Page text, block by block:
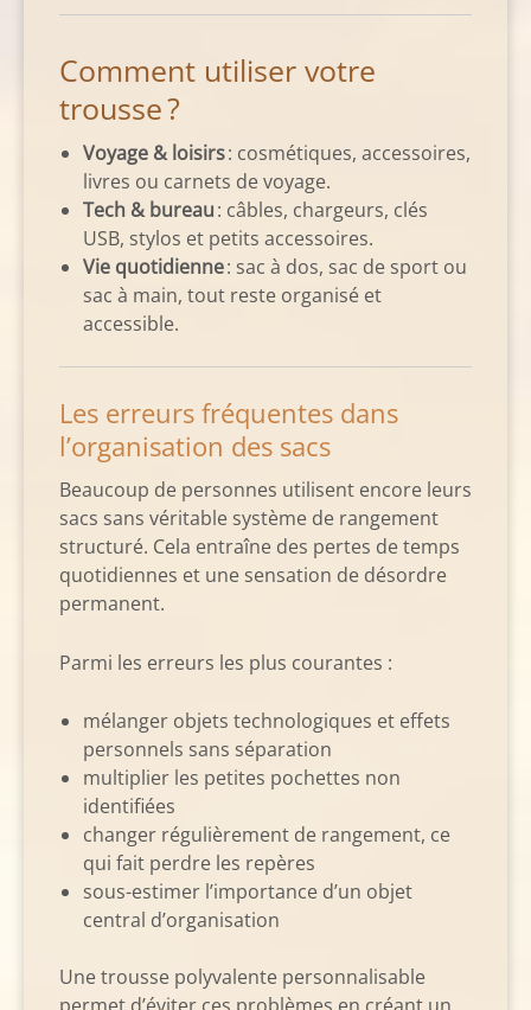
Comment utiliser votre
trousse ?
Voyage & loisirs: cosmétiques, accessoires,
livres ou carnets de voyage.
Tech & bureau: câbles, chargeurs, clés
USB, stylos et petits accessoires.
Vie quotidienne: sac à dos, sac de sport ou
sac à main, tout reste organisé et
accessible.
Les erreurs fréquentes dans
l’organisation des sacs
Beaucoup de personnes utilisent encore leurs
sacs sans véritable système de rangement
structuré. Cela entraîne des pertes de temps
quotidiennes et une sensation de désordre
permanent.
Parmi les erreurs les plus courantes :
mélanger objets technologiques et effets
personnels sans séparation
multiplier les petites pochettes non
identifiées
changer régulièrement de rangement, ce
qui fait perdre les repères
sous-estimer l’importance d’un objet
central d’organisation
Une trousse polyvalente personnalisable